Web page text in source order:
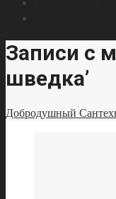
Записи с
шведка’
Добродушный